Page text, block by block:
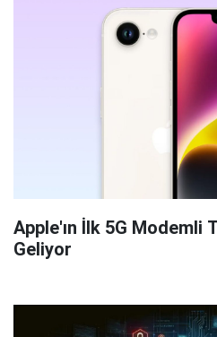
Apple'ın İlk 5G Modemli
Geliyor